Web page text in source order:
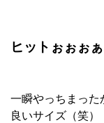
ヒットぉぉぉ
一瞬やっちまった
良いサイズ（笑）